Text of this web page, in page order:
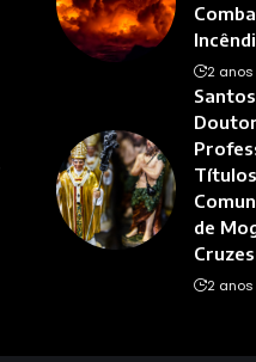
2
de
Cruzes
2